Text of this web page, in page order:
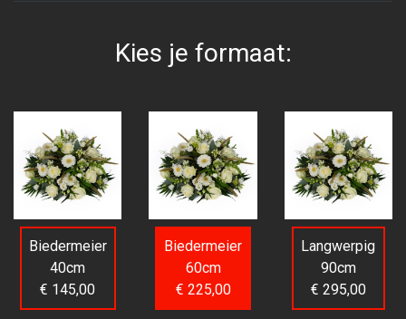
Kies je formaat:
Biedermeier
40cm
€ 145,00
Biedermeier
60cm
€ 225,00
Langwerpig
90cm
€ 295,00